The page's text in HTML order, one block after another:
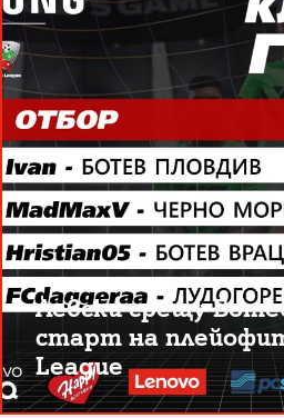
Левски срещу
старт на
League